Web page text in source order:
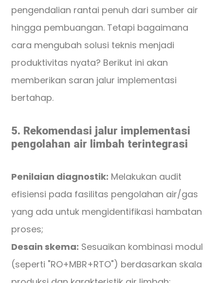
pengendalian rantai penuh dari sumber air
hingga pembuangan. Tetapi bagaimana
cara mengubah solusi teknis menjadi
produktivitas nyata? Berikut ini akan
memberikan saran jalur implementasi
bertahap.
5. Rekomendasi jalur implementasi
pengolahan air limbah terintegrasi
Penilaian diagnostik: Melakukan audit
efisiensi pada fasilitas pengolahan air/gas
yang ada untuk mengidentifikasi hambatan
proses;
Desain skema: Sesuaikan kombinasi modul
(seperti "RO+MBR+RTO") berdasarkan skala